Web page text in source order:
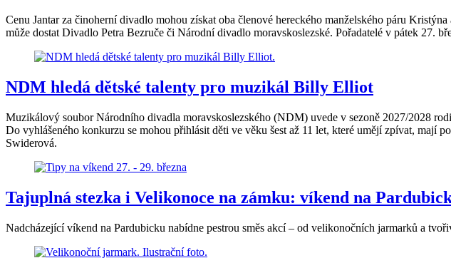
Cenu Jantar za činoherní divadlo mohou získat oba členové hereckého manželského páru
může dostat Divadlo Petra Bezruče či Národní divadlo moravskoslezské. Pořadatelé v pátek
NDM hledá dětské talenty pro muzikál Billy Elliot
Muzikálový soubor Národního divadla moravskoslezského (NDM) uvede v sezoně 2027/2028
Do vyhlášeného konkurzu se mohou přihlásit děti ve věku šest až 11 let, které umějí zpívat,
Swiderová.
Tajuplná stezka i Velikonoce na zámku: víkend na
Nadcházející víkend na Pardubicku nabídne pestrou směs akcí – od velikonočních jarmarků a